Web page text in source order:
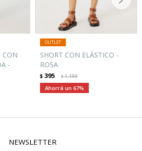
CON
-
SHORT CON ELÁSTICO -
ROSA
$ 395 $1.199
67
NEWSLETTER